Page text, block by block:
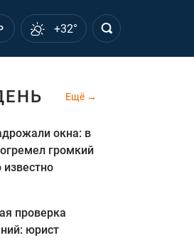
+32°
Ещё
окна: в
громкий
известно
проверка
юрист